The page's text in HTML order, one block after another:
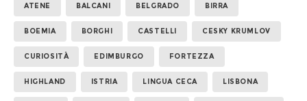
ATENE BALCANI BELGRADO BIRRA
BOEMIA BORGHI CASTELLI CESKY KRUMLOV
CURIOSITÀ EDIMBURGO FORTEZZA
HIGHLAND ISTRIA LINGUA CECA LISBONA